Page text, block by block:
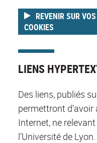
REVENIR SUR
COOKIES
LIENS
Des liens, publiés
permettront d’avoir
Internet, ne
l’Université de